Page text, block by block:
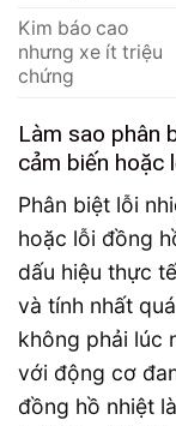
Kim báo cao
nhưng xe ít triệu
chứng
Làm sao phân
cảm biến hoặc
Phân biệt lỗi
hoặc lỗi đồng
dấu hiệu thực
và tính nhất
không phải lúc
với động cơ
đồng hồ nhiệt